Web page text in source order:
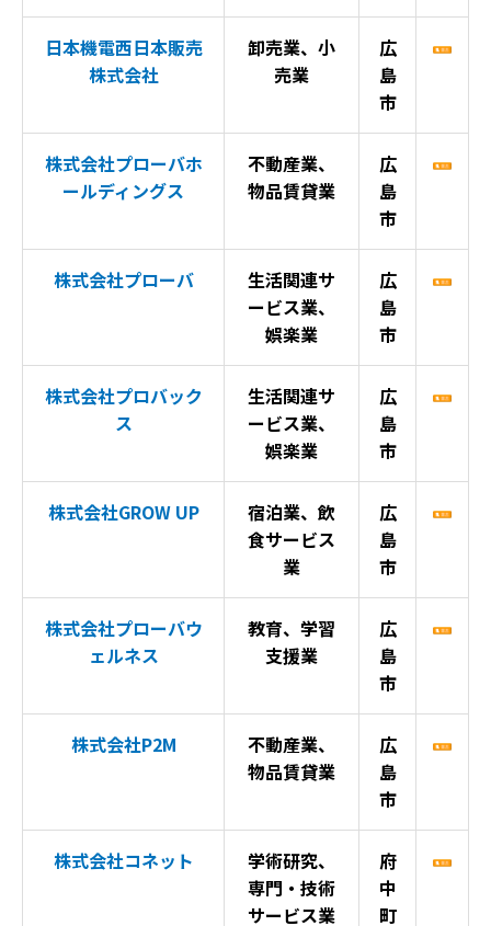
日本機電西日本販売
株式会社
卸売業、小
売業
広
島
市
株式会社プローバホ
ールディングス
不動産業、
物品賃貸業
広
島
市
株式会社プローバ
生活関連サ
ービス業、
娯楽業
広
島
市
株式会社プロバック
ス
生活関連サ
ービス業、
娯楽業
広
島
市
株式会社GROW UP
宿泊業、飲
食サービス
業
広
島
市
株式会社プローバウ
ェルネス
教育、学習
支援業
広
島
市
株式会社P2M
不動産業、
物品賃貸業
広
島
市
株式会社コネット
学術研究、
専門・技術
サービス業
府
中
町